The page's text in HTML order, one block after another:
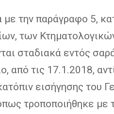
με την παράγραφο 5,
των
σταδιακά εντός
από τις 17.1.2018,
εισήγησης του
τροποποιήθηκε με